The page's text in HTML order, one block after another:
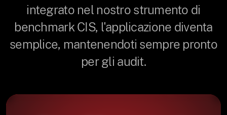
integrato nel nostro strumento di
benchmark CIS, l'applicazione diventa
semplice, mantenendoti sempre pronto
per gli audit.